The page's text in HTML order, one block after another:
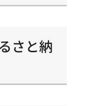
さと納